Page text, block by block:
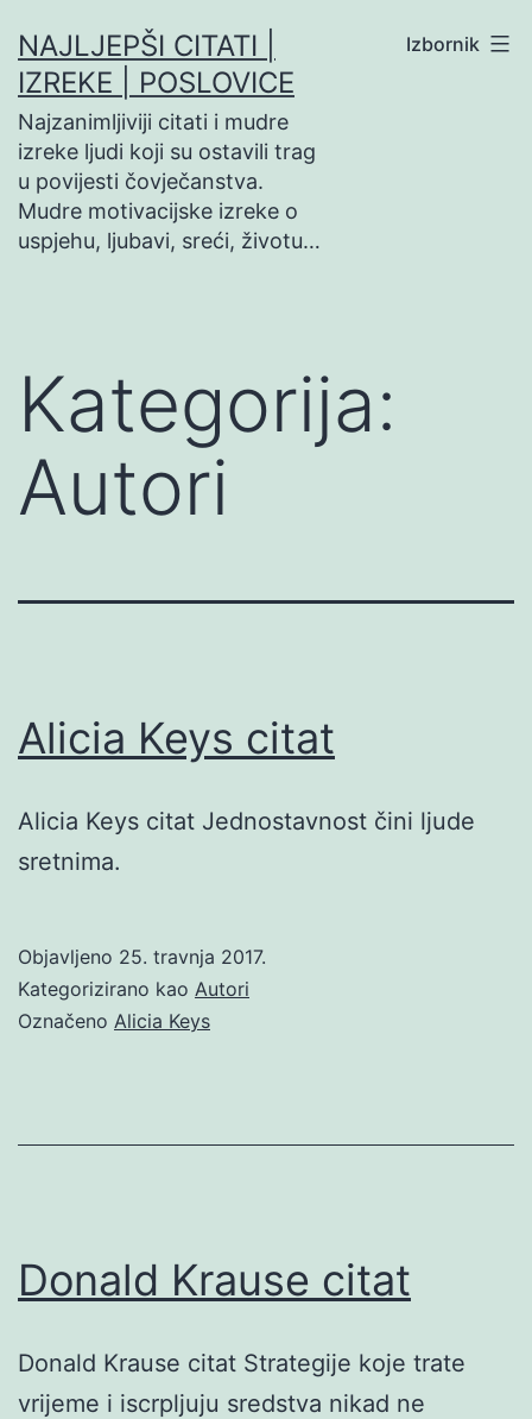
na
sadržaj
NAJLJEPŠI CITATI |
IZREKE | POSLOVICE
Najzanimljiviji citati i mudre
izreke ljudi koji su ostavili trag
u povijesti čovječanstva.
Mudre motivacijske izreke o
uspjehu, ljubavi, sreći, životu…
Izbornik
Kategorija:
Autori
Alicia Keys citat
Alicia Keys citat Jednostavnost čini ljude
sretnima.
Objavljeno 25. travnja 2017.
Kategorizirano kao Autori
Označeno Alicia Keys
Donald Krause citat
Donald Krause citat Strategije koje trate
vrijeme i iscrpljuju sredstva nikad ne